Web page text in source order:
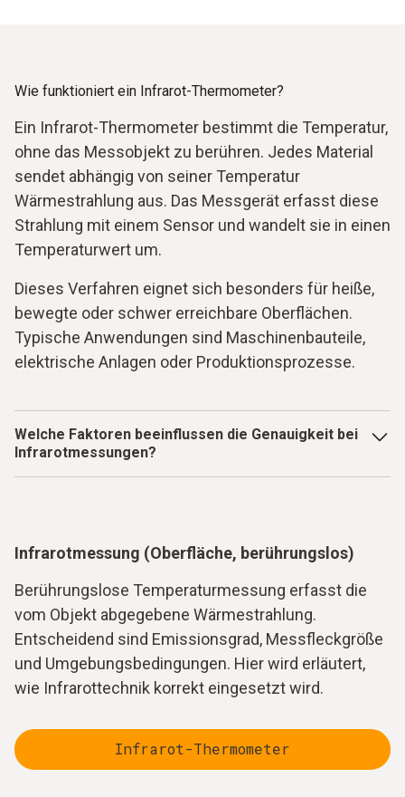
Wie funktioniert ein Infrarot-Thermometer?
Ein Infrarot-Thermometer bestimmt die Temperatur,
ohne das Messobjekt zu berühren. Jedes Material
sendet abhängig von seiner Temperatur
Wärmestrahlung aus. Das Messgerät erfasst diese
Strahlung mit einem Sensor und wandelt sie in einen
Temperaturwert um.
Dieses Verfahren eignet sich besonders für heiße,
bewegte oder schwer erreichbare Oberflächen.
Typische Anwendungen sind Maschinenbauteile,
elektrische Anlagen oder Produktionsprozesse.
Welche Faktoren beeinflussen die Genauigkeit bei
Infrarotmessungen?
Material Wärmestrahlung abgibt.
Zusätzlich spielen Messabstand, Umgebungsbedingungen
und reflektierte Strahlung eine Rolle. Besonders glatte oder
metallische Oberflächen können das Messergebnis
beeinflussen und erfordern eine sorgfältige Einstellung des
Messgeräts.
Infrarotmessung (Oberfläche, berührungslos)
Berührungslose Temperaturmessung erfasst die
vom Objekt abgegebene Wärmestrahlung.
Entscheidend sind Emissionsgrad, Messfleckgröße
und Umgebungsbedingungen. Hier wird erläutert,
wie Infrarottechnik korrekt eingesetzt wird.
Infrarot-Thermometer